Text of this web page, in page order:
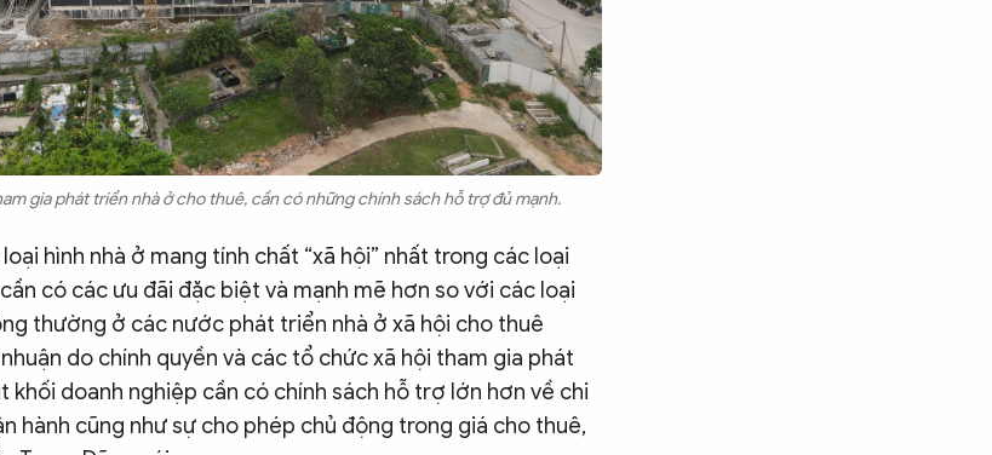
gia phát triển nhà ở cho thuê, cần có những chính sách hỗ trợ đủ mạnh.
hình nhà ở mang tính chất “xã hội” nhất trong các loại
có các ưu đãi đặc biệt và mạnh mẽ hơn so với các loại
thường ở các nước phát triển nhà ở xã hội cho thuê
do chính quyền và các tổ chức xã hội tham gia phát
khối doanh nghiệp cần có chính sách hỗ trợ lớn hơn về chi
hành cũng như sự cho phép chủ động trong giá cho thuê,